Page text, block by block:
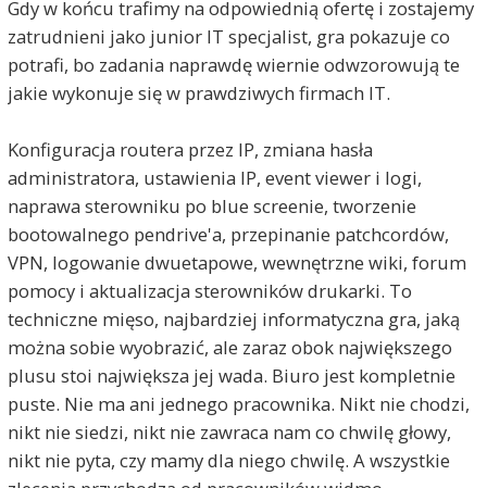
Gdy w końcu trafimy na odpowiednią ofertę i zostajemy
zatrudnieni jako junior IT specjalist, gra pokazuje co
potrafi, bo zadania naprawdę wiernie odwzorowują te
jakie wykonuje się w prawdziwych firmach IT.
Konfiguracja routera przez IP, zmiana hasła
administratora, ustawienia IP, event viewer i logi,
naprawa sterowniku po blue screenie, tworzenie
bootowalnego pendrive'a, przepinanie patchcordów,
VPN, logowanie dwuetapowe, wewnętrzne wiki, forum
pomocy i aktualizacja sterowników drukarki. To
techniczne mięso, najbardziej informatyczna gra, jaką
można sobie wyobrazić, ale zaraz obok największego
plusu stoi największa jej wada. Biuro jest kompletnie
puste. Nie ma ani jednego pracownika. Nikt nie chodzi,
nikt nie siedzi, nikt nie zawraca nam co chwilę głowy,
nikt nie pyta, czy mamy dla niego chwilę. A wszystkie